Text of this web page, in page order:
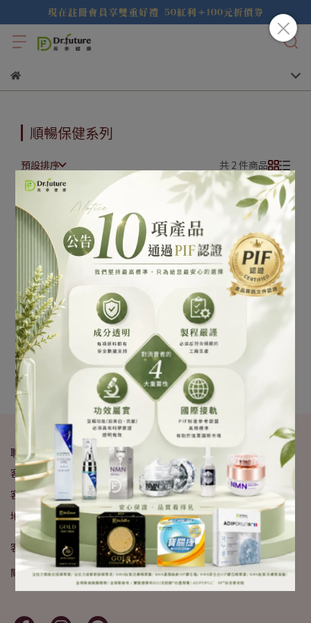
順暢保健系列
預設排序 共 2 件商品
【Dr.future 長泰健康】
【組合優惠】專利紅藜果
膠仙暢凍(10包/盒)
NT$890 NT$2,980
加入購物車
【感恩父親節-保健系列3
入1988】【Dr.future 長泰
健康】專利紅藜果膠仙暢
凍(10包/盒*3入)
NT$1,988NT$8,940
聯絡我們
客服專線：0800-898-991
客服時間：10:00am - 5:30pm
地址：台中市南屯區文心南三路232號
客戶權益
關於我們 隱私政策 我的帳戶 購物說明